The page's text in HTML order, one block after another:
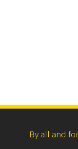
By all and